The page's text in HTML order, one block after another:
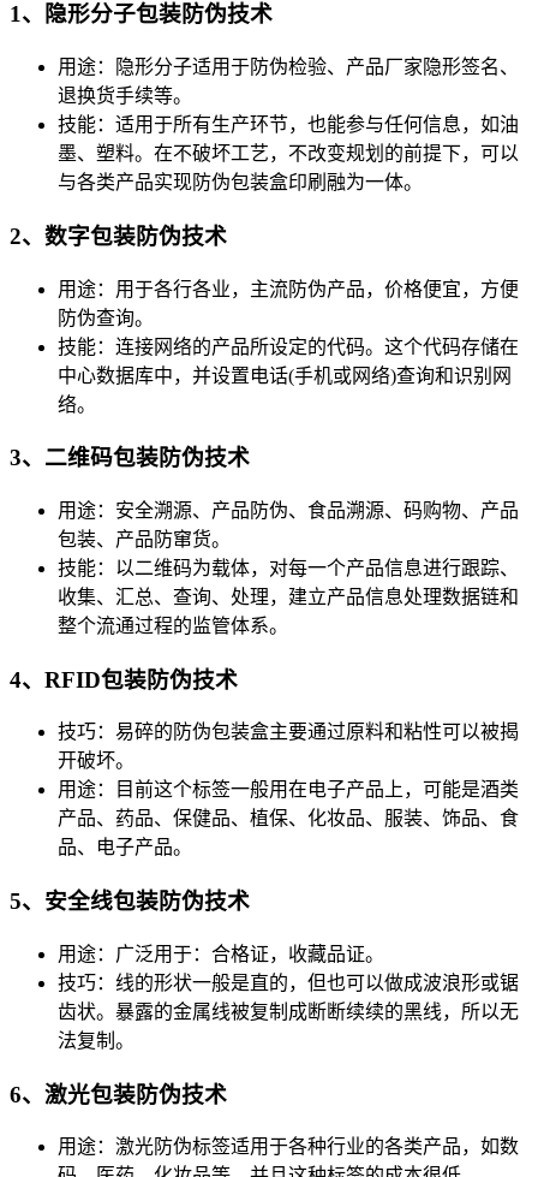
1、隐形分子包装防伪技术
用途：隐形分子适用于防伪检验、产品厂家隐形签名、
退换货手续等。
技能：适用于所有生产环节，也能参与任何信息，如油
墨、塑料。在不破坏工艺，不改变规划的前提下，可以
与各类产品实现防伪包装盒印刷融为一体。
2、数字包装防伪技术
用途：用于各行各业，主流防伪产品，价格便宜，方便
防伪查询。
技能：连接网络的产品所设定的代码。这个代码存储在
中心数据库中，并设置电话(手机或网络)查询和识别网
络。
3、二维码包装防伪技术
用途：安全溯源、产品防伪、食品溯源、码购物、产品
包装、产品防窜货。
技能：以二维码为载体，对每一个产品信息进行跟踪、
收集、汇总、查询、处理，建立产品信息处理数据链和
整个流通过程的监管体系。
4、RFID包装防伪技术
技巧：易碎的防伪包装盒主要通过原料和粘性可以被揭
开破坏。
用途：目前这个标签一般用在电子产品上，可能是酒类
产品、药品、保健品、植保、化妆品、服装、饰品、食
品、电子产品。
5、安全线包装防伪技术
用途：广泛用于：合格证，收藏品证。
技巧：线的形状一般是直的，但也可以做成波浪形或锯
齿状。暴露的金属线被复制成断断续续的黑线，所以无
法复制。
6、激光包装防伪技术
用途：激光防伪标签适用于各种行业的各类产品，如数